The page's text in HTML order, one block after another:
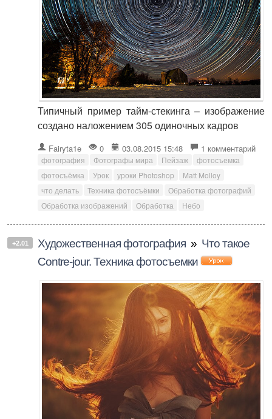
Типичный пример тайм-стекинга – изображение
создано наложением 305 одиночных кадров
Fairyta1e 0 03.08.2015 15:48 1 комментарий
фотография Фотографы мира Пейзаж
фотосъемка
фотосъёмка
Урок уроки Photoshop
Matt Molloy
что делать
Техника фотосъёмки
Обработка фотографий
Обработка изображений
Обработка Небо
+2.01 Художественная фотография » Что такое
Сontre-jour. Техника фотосъемки